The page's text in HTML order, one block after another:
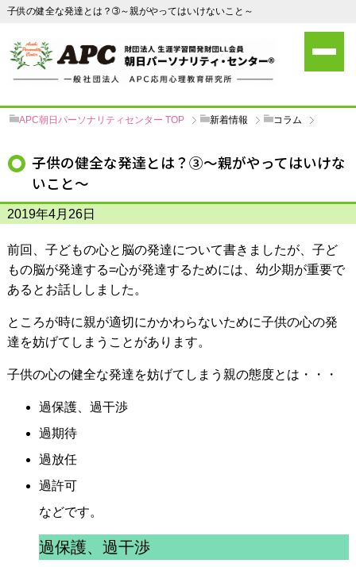
子供の健全な発達とは？➂～親がやってはいけないこと～
APC朝日パーソナリティセンター TOP 新着情報 コラム
子供の健全な発達とは？➂～親がやってはいけな
いこと～
2019年4月26日
前回、子どもの心と脳の発達について書きましたが、子ど
もの脳が発達する=心が発達するためには、幼少期が重要で
あるとお話ししました。
ところが時に親が適切にかかわらないために子供の心の発
達を妨げてしまうことがあります。
子供の心の健全な発達を妨げてしまう親の態度とは・・・
過保護、過干渉
過期待
過放任
過許可
などです。
過保護、過干渉